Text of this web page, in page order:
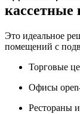
кассетные
Это идеальное
помещений с
Торговые
Офисы
Рестораны